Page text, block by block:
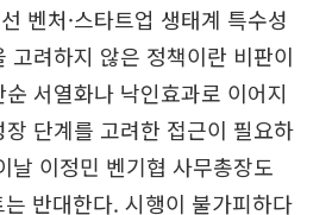
벤처·스타트업 생태계 특수성
고려하지 않은 정책이란 비판이
서열화나 낙인효과로 이어지
단계를 고려한 접근이 필요하
날 이정민 벤기협 사무총장도
반대한다. 시행이 불가피하다